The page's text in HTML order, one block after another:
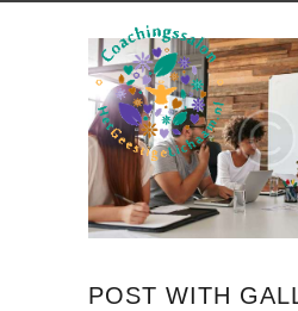
POST WITH